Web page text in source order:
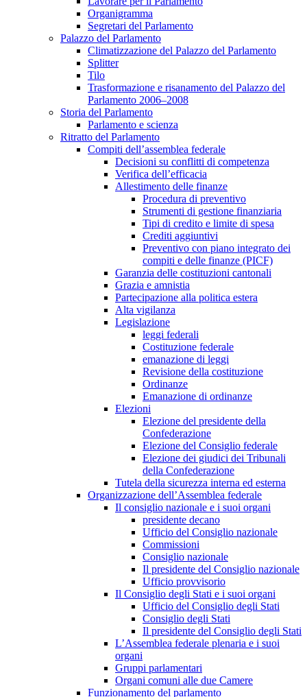
Organigramma
Segretari del Parlamento
Palazzo del Parlamento
Climatizzazione del Palazzo del Parlamento
Splitter
Tilo
Trasformazione e risanamento del Palazzo del
Parlamento 2006–2008
Storia del Parlamento
Parlamento e scienza
Ritratto del Parlamento
Compiti dell’assemblea federale
Decisioni su conflitti di competenza
Verifica dell’efficacia
Allestimento delle finanze
Procedura di preventivo
Strumenti di gestione finanziaria
Tipi di credito e limite di spesa
Crediti aggiuntivi
Preventivo con piano integrato dei
compiti e delle finanze (PICF)
Garanzia delle costituzioni cantonali
Grazia e amnistia
Partecipazione alla politica estera
Alta vigilanza
Legislazione
leggi federali
Costituzione federale
emanazione di leggi
Revisione della costituzione
Ordinanze
Emanazione di ordinanze
Elezioni
Elezione del presidente della
Confederazione
Elezione del Consiglio federale
Elezione dei giudici dei Tribunali
della Confederazione
Tutela della sicurezza interna ed esterna
Organizzazione dell’Assemblea federale
Il consiglio nazionale e i suoi organi
presidente decano
Ufficio del Consiglio nazionale
Commissioni
Consiglio nazionale
Il presidente del Consiglio nazionale
Ufficio provvisorio
Il Consiglio degli Stati e i suoi organi
Ufficio del Consiglio degli Stati
Consiglio degli Stati
Il presidente del Consiglio degli Stati
L’Assemblea federale plenaria e i suoi
organi
Gruppi parlamentari
Organi comuni alle due Camere
Funzionamento del parlamento